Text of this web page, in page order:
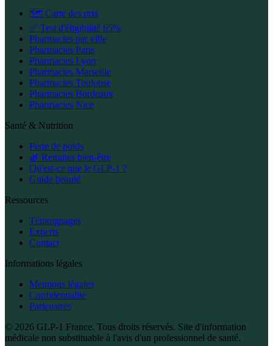
🗺️ Carte des prix
✅ Test d'éligibilité 65%
Pharmacies par ville
Pharmacies Paris
Pharmacies Lyon
Pharmacies Marseille
Pharmacies Toulouse
Pharmacies Bordeaux
Pharmacies Nice
Santé & Nutrition
Perte de poids
🌿 Retraites bien-être
Qu'est-ce que le GLP-1 ?
Guide beauté
Ressources
Témoignages
Experts
Contact
Informations légales
Mentions légales
Confidentialité
Partenaires
© 2026 GLP-1 France. Tous droits réservés. Site d'information
médicale non substituable à l'avis d'un professionnel de santé.